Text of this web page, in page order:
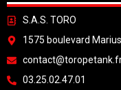
S.A.S. TORO
1575 boulevard
03.25.02.47.01